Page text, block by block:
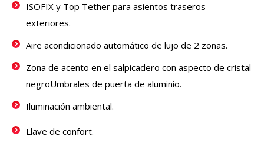
ISOFIX y Top Tether para asientos traseros
exteriores.
Aire acondicionado automático de lujo de 2 zonas.
Zona de acento en el salpicadero con aspecto de cristal
negroUmbrales de puerta de aluminio.
Iluminación ambiental.
Llave de confort.